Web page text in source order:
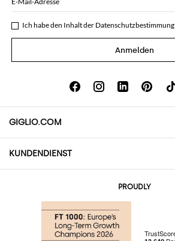
Ich habe den Inhalt der Datenschutzbestimmung
Anmelden
GIGLIO.COM
Über uns
KUNDENDIENST
PROUDLY